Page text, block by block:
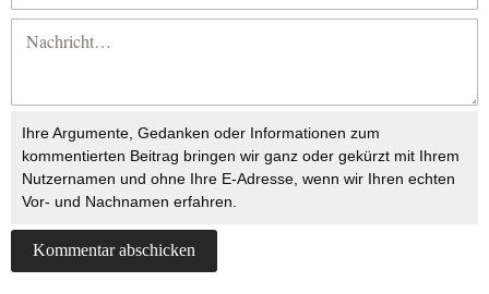
Ihre Argumente, Gedanken oder Informationen zum
kommentierten Beitrag bringen wir ganz oder gekürzt mit Ihrem
Nutzernamen und ohne Ihre E-Adresse, wenn wir Ihren echten
Vor- und Nachnamen erfahren.